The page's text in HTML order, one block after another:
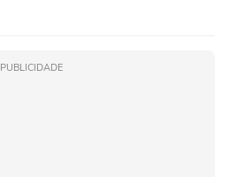
PUBLICIDADE